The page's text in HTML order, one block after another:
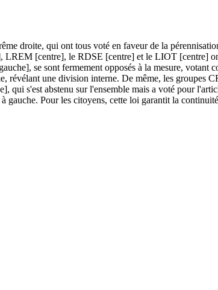
droite, qui ont tous voté en faveur de la
[centre], le RDSE [centre] et le LIOT [centre]
se sont fermement opposés à la mesure, votant
révélant une division interne. De même, les groupes
qui s'est abstenu sur l'ensemble mais a voté pour
Pour les citoyens, cette loi garantit la